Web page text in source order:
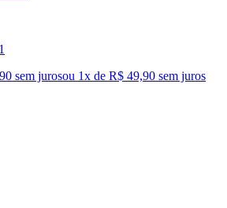
sem jurosou 1x de R$ 49,90 sem juros